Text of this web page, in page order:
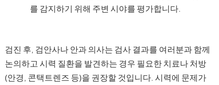
를 감지하기 위해 주변 시야를 평가합니다.
검진 후, 검안사나 안과 의사는 검사 결과를 여러분과 함께
논의하고 시력 질환을 발견하는 경우 필요한 치료나 처방
(안경, 콘택트렌즈 등)을 권장할 것입니다. 시력에 문제가